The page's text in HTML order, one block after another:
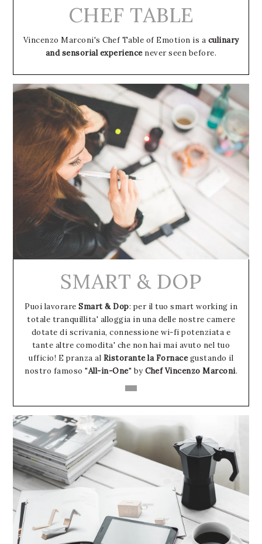
CHEF TABLE
Vincenzo Marconi's Chef Table of Emotion is a culinary
and sensorial experiencenever seen before.
SMART & DOP
Puoi lavorare Smart & Dop: per il tuo smart working in
totale tranquillita' alloggia in una delle nostre camere
dotate di scrivania, connessione wi-fi potenziata e
tante altre comodita' che non hai mai avuto nel tuo
ufficio! E pranza al Ristorante la Fornacegustando il
nostro famoso "All-in-One" by Chef Vincenzo Marconi.